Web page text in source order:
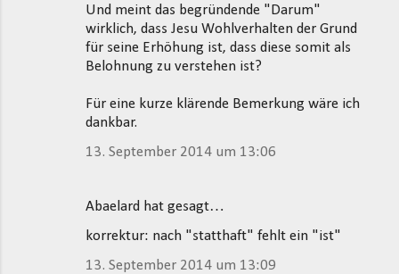
Und meint das begründende "Darum"
wirklich, dass Jesu Wohlverhalten der Grund
für seine Erhöhung ist, dass diese somit als
Belohnung zu verstehen ist?
Für eine kurze klärende Bemerkung wäre ich
dankbar.
13. September 2014 um 13:06
Abaelard hat gesagt…
korrektur: nach "statthaft" fehlt ein "ist"
13. September 2014 um 13:09